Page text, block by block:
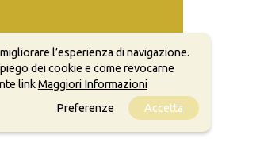
a condizione che
l’esperienza di navigazione.
dei cookie e come revocarne
linkMaggiori Informazioni
Preferenze
Accetta